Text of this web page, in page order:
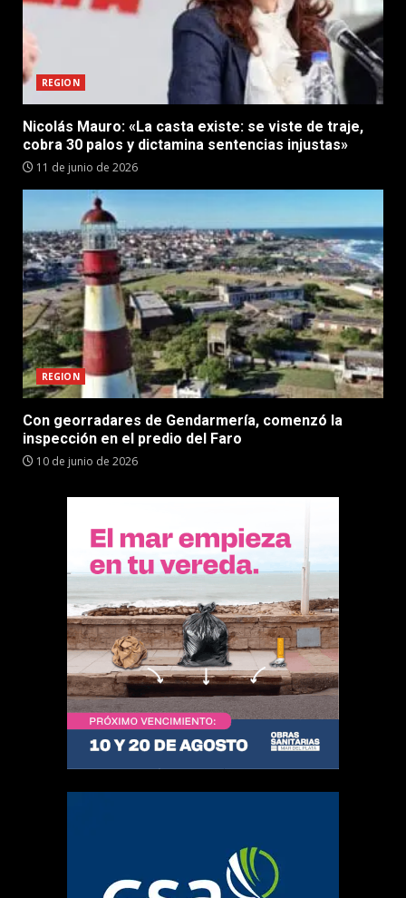
REGION
Nicolás Mauro: «La casta existe: se viste de traje,
cobra 30 palos y dictamina sentencias injustas»
11 de junio de 2026
REGION
Con georradares de Gendarmería, comenzó la
inspección en el predio del Faro
10 de junio de 2026